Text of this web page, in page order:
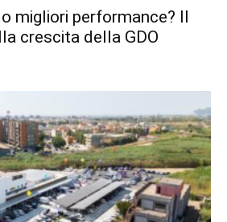
migliori performance? Il
crescita della GDO